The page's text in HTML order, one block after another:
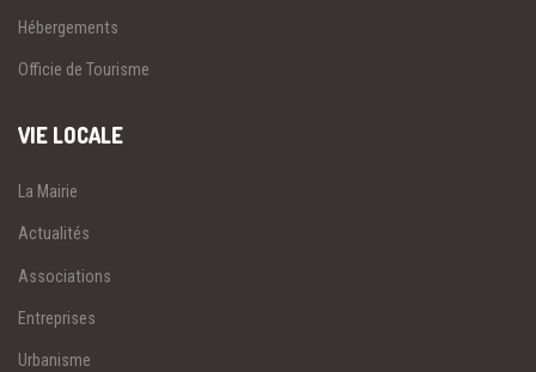
Hébergements
Officie de Tourisme
VIE LOCALE
La Mairie
Actualités
Associations
Entreprises
Urbanisme